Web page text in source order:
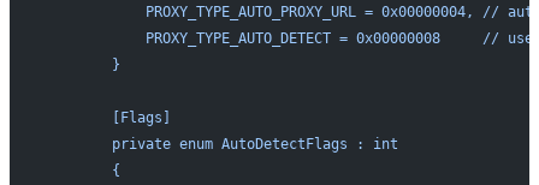
PROXY_TYPE_AUTO_PROXY_URL = 0x00000004, //
PROXY_TYPE_AUTO_DETECT = 0x00000008     //
        }
        [Flags]
        private enum AutoDetectFlags : int
        {